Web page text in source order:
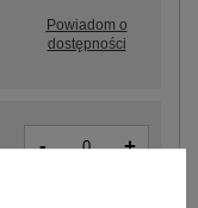
- +
Powiadom o
dostępności